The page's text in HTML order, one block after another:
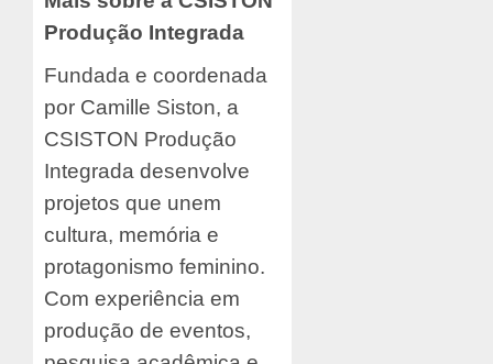
Produção Integrada
Fundada e coordenada
por Camille Siston, a
CSISTON Produção
Integrada desenvolve
projetos que unem
cultura, memória e
protagonismo feminino.
Com experiência em
produção de eventos,